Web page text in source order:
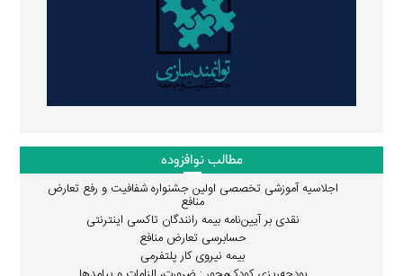
مطالب نوافزوده
اجلاسیه آموزشی تخصصی اولین جشنواره شفافیت و رفع تعارض
منافع
نقدی بر آیین‌نامه بیمه رانندگان تاکسی اینترنتی
حسابرسی تعارض منافع
بیمه نیروی کار پلتفرمی